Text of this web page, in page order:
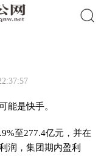
能是快手。
至277.4亿元，并在
润，集团期内盈利